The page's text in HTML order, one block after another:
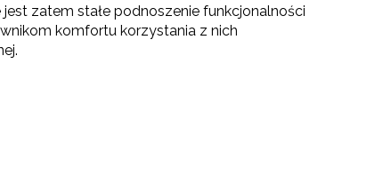
zatem stałe podnoszenie funkcjonalności
komfortu korzystania z nich